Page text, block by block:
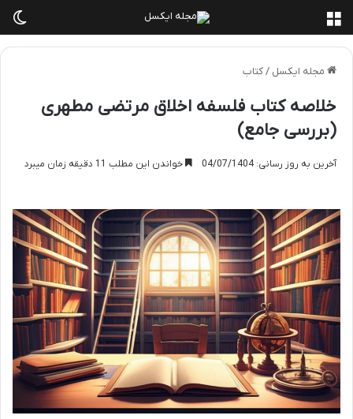
مجله ایکسل /کتاب
خلاصه کتاب فلسفه اخلاق مرتضی مطهری
(بررسی جامع)
آخرین به روز رسانی: 04/07/1404 خواندن این مطلب 11 دقیقه زمان میبرد